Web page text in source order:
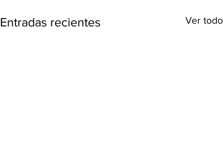
Entradas recientes Ver todo